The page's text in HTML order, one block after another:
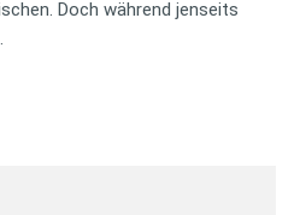
Doch während jenseits